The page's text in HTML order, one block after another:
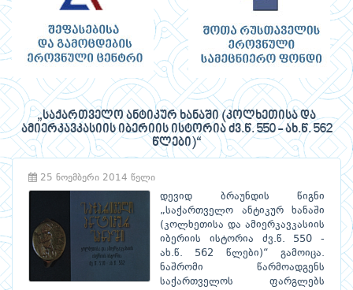
„საქართველო ანტიკურ ხანაში (კოლხეთისა და
ამიერკავკასიის იბერიის ისტორია ძვ.წ. 550 - ახ.წ. 562
წლები)“
25 ნოემბერი 2014 წელი
დევიდ ბრაუნდის წიგნი
„საქართველო ანტიკურ ხანაში
(კოლხეთისა და ამიერკავკასიის
იბერიის ისტორია ძვ.წ. 550 -
ახ.წ. 562 წლები)“ გამოიცა.
ნაშრომი წარმოადგენს
საქართველოს ფარგლებს